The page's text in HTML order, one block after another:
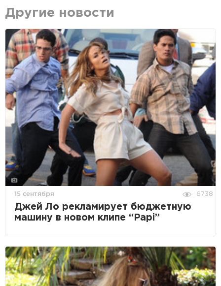
Другие новости
15 сентября 6738
Джей Ло рекламирует бюджетную
машину в новом клипе “Papi”